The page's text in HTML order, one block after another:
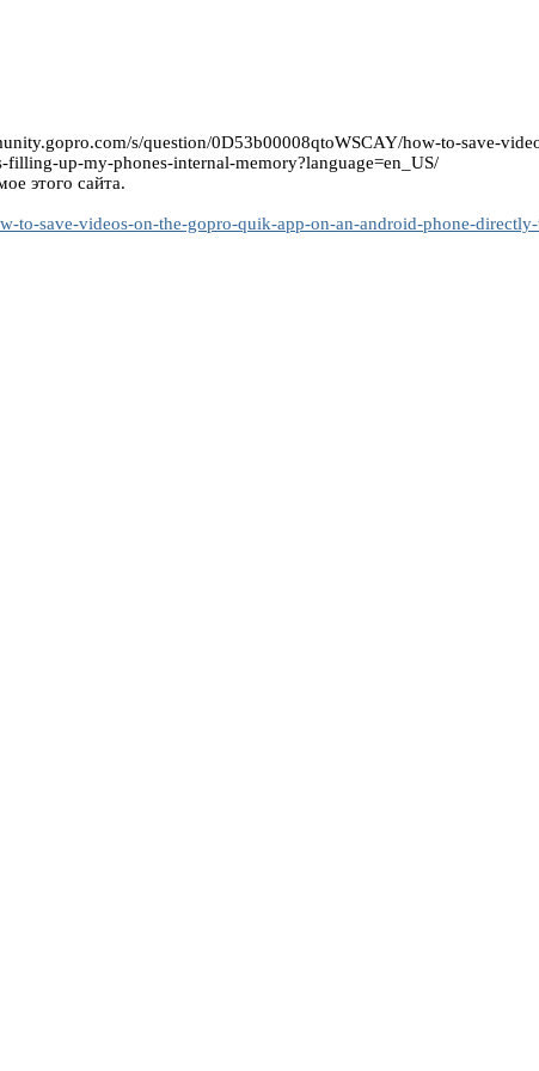
s/question/0D53b00008qtoWSCAY/how-to-save-
up-my-phones-internal-memory?language=en_US/
этого сайта.
to-save-videos-on-the-gopro-quik-app-on-an-android-phone-